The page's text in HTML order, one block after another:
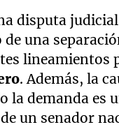
disputa
una
lineamientos
. Además, la
la demanda es
un senador